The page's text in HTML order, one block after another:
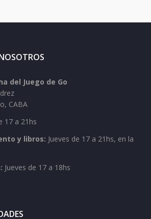
del Juego de Go
CABA
17 a 21hs
y libros: Jueves de 17 a 21hs, en la
Jueves de 17 a 18hs